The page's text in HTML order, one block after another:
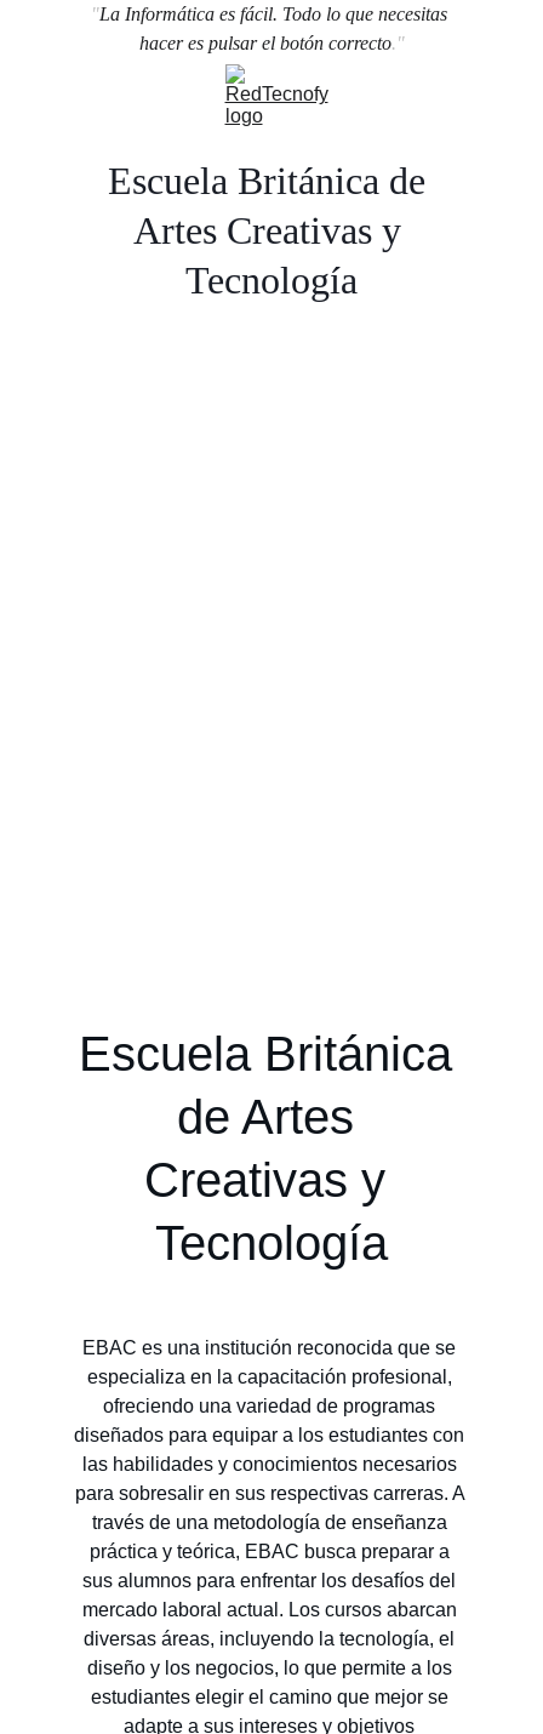
"La Informática es fácil. Todo lo que necesitas
hacer es pulsar el botón correcto."
Escuela Británica de
Artes Creativas y
Tecnología
Escuela Británica
de Artes
Creativas y
Tecnología
EBAC es una institución reconocida que se
especializa en la capacitación profesional,
ofreciendo una variedad de programas
diseñados para equipar a los estudiantes con
las habilidades y conocimientos necesarios
para sobresalir en sus respectivas carreras. A
través de una metodología de enseñanza
práctica y teórica, EBAC busca preparar a
sus alumnos para enfrentar los desafíos del
mercado laboral actual. Los cursos abarcan
diversas áreas, incluyendo la tecnología, el
diseño y los negocios, lo que permite a los
estudiantes elegir el camino que mejor se
adapte a sus intereses y objetivos